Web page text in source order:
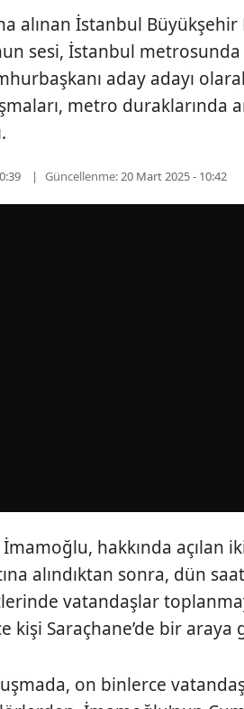
alınan İstanbul Büyükşehir
sesi, İstanbul metrosunda
aday adayı
metro duraklarında
Güncellenme:20 Mart 2025 - 10:42
İmamoğlu, hakkında açılan
alındıktan sonra, dün
vatandaşlar
kişi Saraçhane’de bir araya
on binlerce